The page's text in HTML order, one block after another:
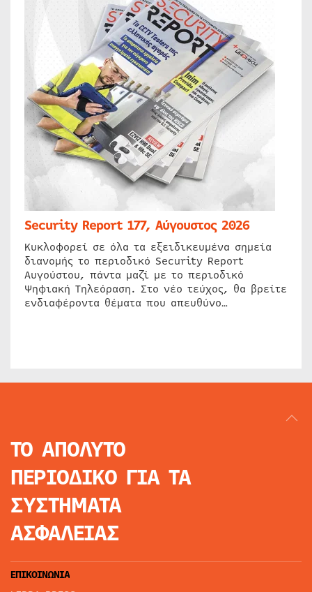
Security Report 177, Αύγουστος 2026
Κυκλοφορεί σε όλα τα εξειδικευμένα σημεία
διανομής το περιοδικό Security Report
Αυγούστου, πάντα μαζί με το περιοδικό
Ψηφιακή Τηλεόραση. Στο νέο τεύχος, θα βρείτε
ενδιαφέροντα θέματα που απευθύνο…
ΤΟ ΑΠΟΛΥΤΟ
ΠΕΡΙΟΔΙΚΟ ΓΙΑ ΤΑ
ΣΥΣΤΗΜΑΤΑ
ΑΣΦΑΛΕΙΑΣ
ΕΠΙΚΟΙΝΩΝΙΑ